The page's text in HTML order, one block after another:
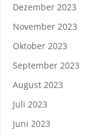
Dezember 2023
November 2023
Oktober 2023
September 2023
August 2023
Juli 2023
Juni 2023